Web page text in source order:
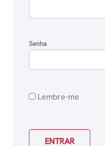
Senha
Lembre-me
ENTRAR